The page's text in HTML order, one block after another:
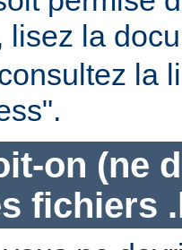
lisez la
la
on (ne
fichiers